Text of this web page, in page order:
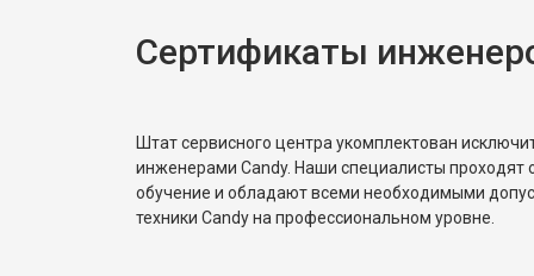
Ремонт или замена патрубка
Корпусный ремонт (замена
Сертификаты
Штат сервисного центра укомплектован
инженерами Candy. Наши специалисты проходят
обучение и обладают всеми необходимыми
техники Candy на профессиональном уровне.